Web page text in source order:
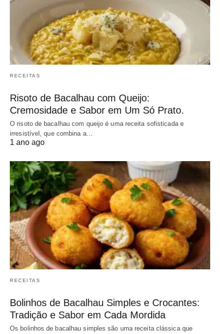
RECEITAS
Risoto de Bacalhau com Queijo:
Cremosidade e Sabor em Um Só Prato.
O risoto de bacalhau com queijo é uma receita sofisticada e
irresistível, que combina a…
1 ano ago
RECEITAS
Bolinhos de Bacalhau Simples e Crocantes:
Tradição e Sabor em Cada Mordida
Os bolinhos de bacalhau simples são uma receita clássica que